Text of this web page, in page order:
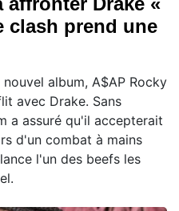
clash prend une
album, A$AP Rocky
avec Drake. Sans
a assuré qu'il accepterait
d'un combat à mains
l'un des beefs les